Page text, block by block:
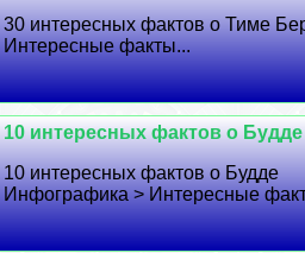
30 интересных фактов о Тиме
Интересные факты...
10 интересных фактов о
10 интересных фактов о Будде
Инфографика > Интересные